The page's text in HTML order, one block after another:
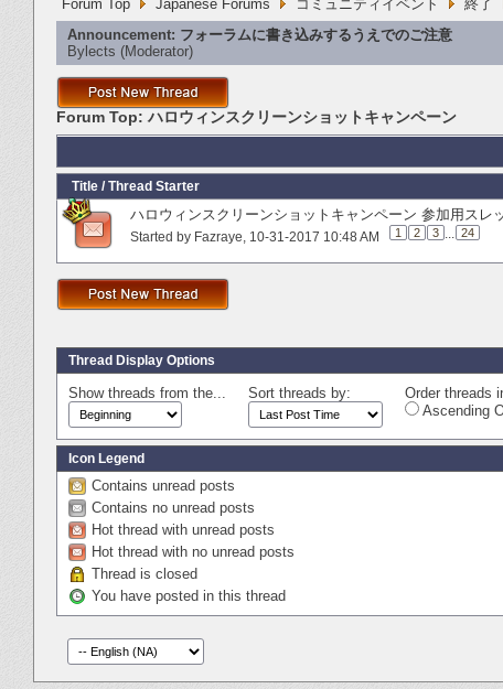
Forum Top Japanese Forums コミュニティイベント 終了
Announcement: フォーラムに書き込みするうえでのご注意
Bylects ‎(Moderator)
Forum Top: ハロウィンスクリーンショットキャンペーン
Title / Thread Starter
ハロウィンスクリーンショットキャンペーン 参加用スレ
Started by Fazraye‎, 10-31-2017 10:48 AM 1 2 3 ... 24
Thread Display Options
Show threads from the... Sort threads by:
Order threads
Ascending
Icon Legend
Contains unread posts
Contains no unread posts
Hot thread with unread posts
Hot thread with no unread posts
Thread is closed
You have posted in this thread